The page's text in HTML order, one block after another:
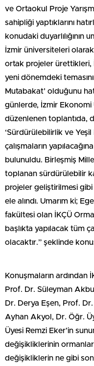
ve Ortaokul Proje
sahipliği yaptıklarını
konudaki
İzmir üniversiteleri
ortak projeler ürettikleri,
yeni dönemdeki
Mutabakat’ olduğunu
günlerde, İzmir
düzenlenen toplantıda,
‘Sürdürülebilirlik ve
çalışmaların
bulunuldu. Birleşmiş
toplanan sürdürülebilir
projeler geliştirilmesi gibi
ele alındı. Umarım ki;
fakültesi olan İKÇÜ
başlıkta yapılacak tüm
olacaktır.” şeklinde
Konuşmaların ardından
Prof. Dr. Süleyman
Dr. Derya Eşen, Prof.
Ayhan Akyol, Dr. Öğr.
Üyesi Remzi Eker’in
değişikliklerinin
değişikliklerin ne gibi